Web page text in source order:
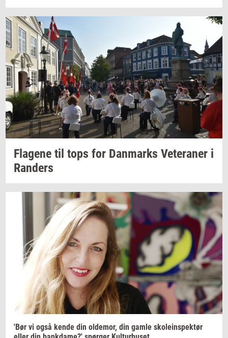
Fla­ge­ne til tops for Dan­marks Ve­te­ra­ner i
Ran­ders
'Bør vi også kende din ol­de­mor, din gamle sko­le­in­spek­tør